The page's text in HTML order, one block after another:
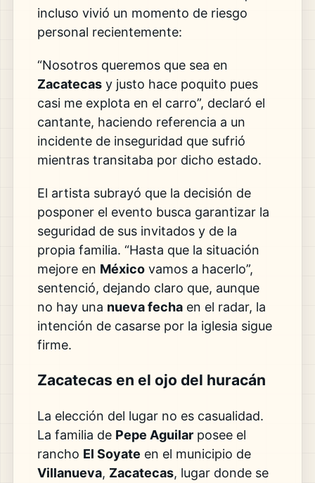
incluso vivió un momento de riesgo
personal recientemente:
“Nosotros queremos que sea en
Zacatecasy justo hace poquito pues
casi me explota en el carro”, declaró el
cantante, haciendo referencia a un
incidente de inseguridad que sufrió
mientras transitaba por dicho estado.
El artista subrayó que la decisión de
posponer el evento busca garantizar la
seguridad de sus invitados y de la
propia familia. “Hasta que la situación
mejore en Méxicovamos a hacerlo”,
sentenció, dejando claro que, aunque
no hay una nueva fechaen el radar, la
intención de casarse por la iglesia sigue
firme.
Zacatecas en el ojo del huracán
La elección del lugar no es casualidad.
La familia de Pepe Aguilarposee el
rancho El Soyate en el municipio de
Villanueva, Zacatecas, lugar donde se